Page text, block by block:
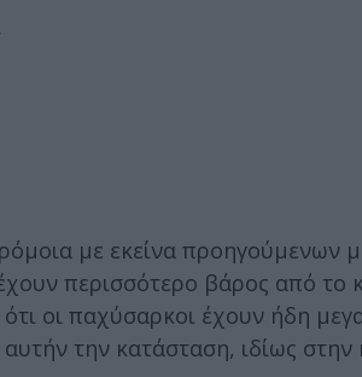
με εκείνα προηγούμενων
περισσότερο βάρος από το
οι παχύσαρκοι έχουν ήδη
αυτήν την κατάσταση, ιδίως